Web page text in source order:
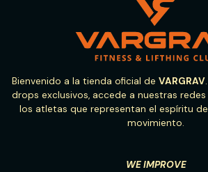
Bienvenido a la tienda oficial de VARGRAV
drops exclusivos, accede a nuestras
los atletas que representan el espíritu
movimiento.
WE IMPROVE